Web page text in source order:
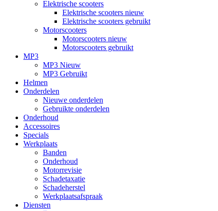
Elektrische scooters
Elektrische scooters nieuw
Elektrische scooters gebruikt
Motorscooters
Motorscooters nieuw
Motorscooters gebruikt
MP3
MP3 Nieuw
MP3 Gebruikt
Helmen
Onderdelen
Nieuwe onderdelen
Gebruikte onderdelen
Onderhoud
Accessoires
Specials
Werkplaats
Banden
Onderhoud
Motorrevisie
Schadetaxatie
Schadeherstel
Werkplaatsafspraak
Diensten